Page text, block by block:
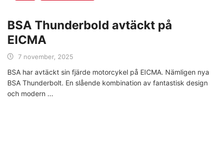
BSA Thunderbold avtäckt på
EICMA
7 november, 2025
BSA har avtäckt sin fjärde motorcykel på EICMA. Nämligen nya
BSA Thunderbolt. En slående kombination av fantastisk design
och modern